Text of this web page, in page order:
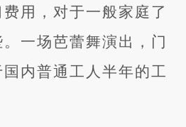
用，对于一般家庭了
一场芭蕾舞演出，门
内普通工人半年的工